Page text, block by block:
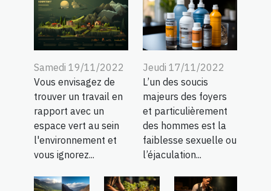
Samedi 19/11/2022
Vous envisagez de
trouver un travail en
rapport avec un
espace vert au sein
l'environnement et
vous ignorez...
Jeudi 17/11/2022
L’un des soucis
majeurs des foyers
et particulièrement
des hommes est la
faiblesse sexuelle ou
l’éjaculation...